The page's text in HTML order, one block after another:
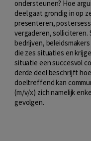
ondersteunen? Hoe
deel gaat grondig in op
presenteren,
vergaderen,
bedrijven,
die zes situaties en
situatie een succesvol
derde deel beschrijft
doeltreffend kan
(m/v/x) zich namelijk
gevolgen.